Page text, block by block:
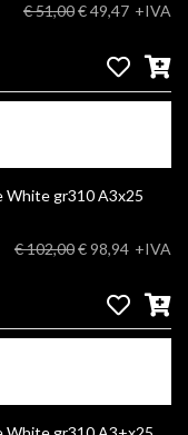
€ 51,00€ 49,47 +IVA
White gr310 A3x25
€ 102,00€ 98,94 +IVA